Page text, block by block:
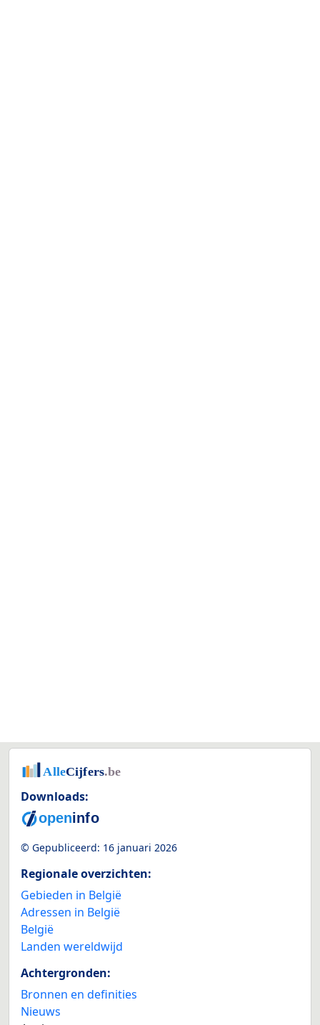
Downloads:
© Gepubliceerd: 16 januari 2026
Regionale overzichten:
Gebieden in België
Adressen in België
België
Landen wereldwijd
Achtergronden:
Bronnen en definities
Nieuws